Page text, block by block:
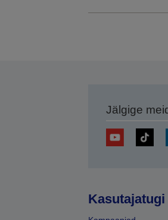
Jälgige
Kasutajatugi